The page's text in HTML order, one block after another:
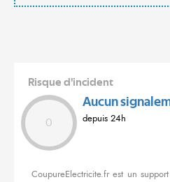
Risque d'incident
0
Aucun
depuis 24h
CoupureElectricite.fr est un